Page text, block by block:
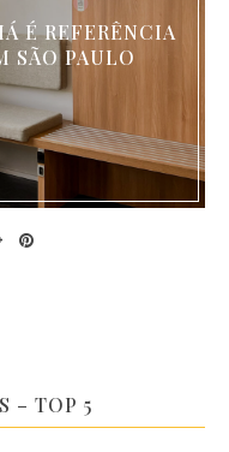
É REFERÊNCIA
SÃO PAULO
– TOP 5